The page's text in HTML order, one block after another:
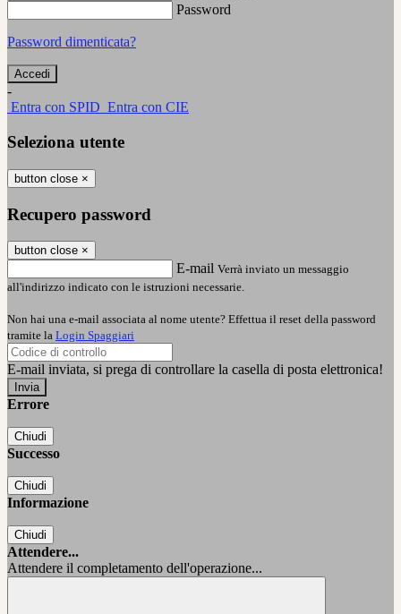
Password
Password dimenticata?
-
Entra con SPID Entra con CIE
Seleziona utente
button close ×
Recupero password
button close ×
E-mail Verrà inviato un messaggio
all'indirizzo indicato con le istruzioni necessarie.
Non hai una e-mail associata al nome utente? Effettua il reset della password
tramite la Login Spaggiari
E-mail inviata, si prega di controllare la casella di posta elettronica!
Errore
Chiudi
Successo
Chiudi
Informazione
Chiudi
Attendere...
Attendere il completamento dell'operazione...